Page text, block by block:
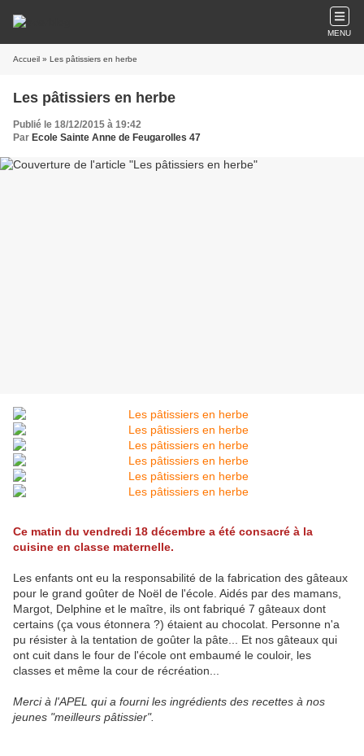
MENU
Accueil » Les pâtissiers en herbe
Les pâtissiers en herbe
Publié le 18/12/2015 à 19:42
Par Ecole Sainte Anne de Feugarolles 47
Ce matin du vendredi 18 décembre a été consacré à la
cuisine en classe maternelle.
Les enfants ont eu la responsabilité de la fabrication des gâteaux
pour le grand goûter de Noël de l'école. Aidés par des mamans,
Margot, Delphine et le maître, ils ont fabriqué 7 gâteaux dont
certains (ça vous étonnera ?) étaient au chocolat. Personne n'a
pu résister à la tentation de goûter la pâte... Et nos gâteaux qui
ont cuit dans le four de l'école ont embaumé le couloir, les
classes et même la cour de récréation...
Merci à l'APEL qui a fourni les ingrédients des recettes à nos
jeunes "meilleurs pâtissier".